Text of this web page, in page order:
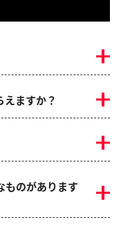
ますか？
ものがあります